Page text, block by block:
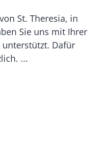
St. Theresia, in
Sie uns mit Ihrer
Dafür
...